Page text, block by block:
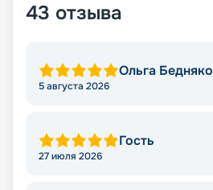
43 отзыва
Ольга
5 августа 2026
Гость
27 июля 2026